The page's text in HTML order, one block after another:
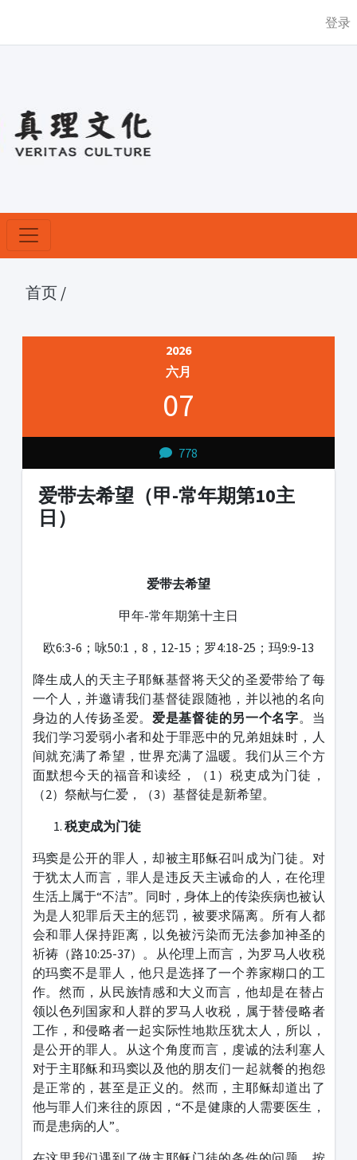
登录
首页 /
2026
六月
07
778
爱带去希望（甲-常年期第10主
日）
爱带去希望
甲年-常年期第十主日
欧6:3-6；咏50:1，8，12-15；罗4:18-25；玛9:9-13
降生成人的天主子耶稣基督将天父的圣爱带给了每
一个人，并邀请我们基督徒跟随祂，并以祂的名向
身边的人传扬圣爱。 爱是基督徒的另一个名字。当
我们学习爱弱小者和处于罪恶中的兄弟姐妹时，人
间就充满了希望，世界充满了温暖。我们从三个方
面默想今天的福音和读经，（1）税吏成为门徒，
（2）祭献与仁爱，（3）基督徒是新希望。
税吏成为门徒
玛窦是公开的罪人，却被主耶稣召叫成为门徒。对
于犹太人而言，罪人是违反天主诫命的人，在伦理
生活上属于“不洁”。同时，身体上的传染疾病也被认
为是人犯罪后天主的惩罚，被要求隔离。所有人都
会和罪人保持距离，以免被污染而无法参加神圣的
祈祷（路10:25-37）。从伦理上而言，为罗马人收税
的玛窦不是罪人，他只是选择了一个养家糊口的工
作。然而，从民族情感和大义而言，他却是在替占
领以色列国家和人群的罗马人收税，属于替侵略者
工作，和侵略者一起实际性地欺压犹太人，所以，
是公开的罪人。从这个角度而言，虔诚的法利塞人
对于主耶稣和玛窦以及他的朋友们一起就餐的抱怨
是正常的，甚至是正义的。然而，主耶稣却道出了
他与罪人们来往的原因，“不是健康的人需要医生，
而是患病的人”。